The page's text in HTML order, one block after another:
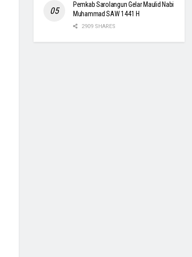
Pemkab Sarolangun Gelar Maulid Nabi
Muhammad SAW 1441 H
2909 SHARES